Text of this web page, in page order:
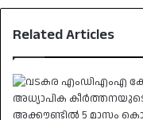
Related Articles